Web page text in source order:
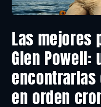
Las mejores
Glen Powell:
encontrarlas
en orden